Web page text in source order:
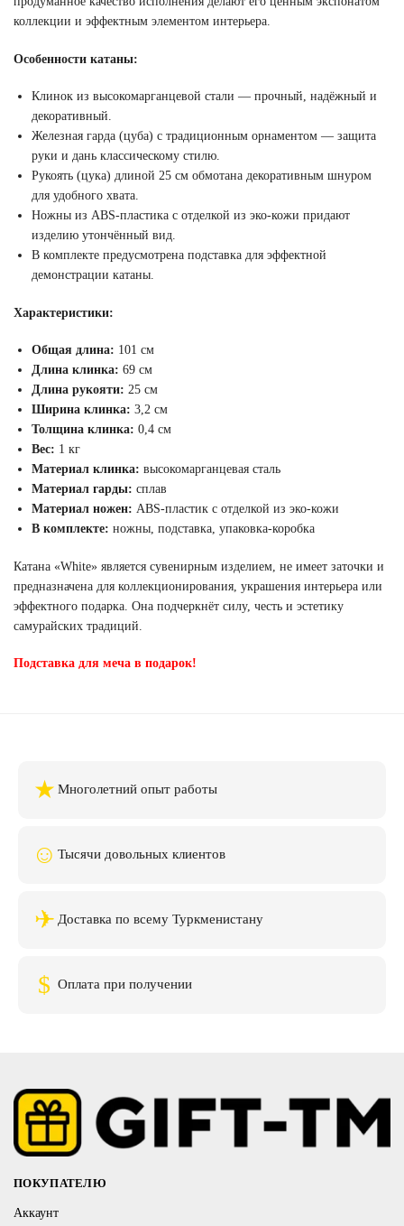
коллекции и эффектным элементом интерьера.
Особенности катаны:
Клинок из высокомарганцевой стали — прочный, надёжный и
декоративный.
Железная гарда (цуба) с традиционным орнаментом — защита
руки и дань классическому стилю.
Рукоять (цука) длиной 25 см обмотана декоративным шнуром
для удобного хвата.
Ножны из ABS-пластика с отделкой из эко-кожи придают
изделию утончённый вид.
В комплекте предусмотрена подставка для эффектной
демонстрации катаны.
Характеристики:
Общая длина: 101 см
Длина клинка: 69 см
Длина рукояти: 25 см
Ширина клинка: 3,2 см
Толщина клинка: 0,4 см
Вес: 1 кг
Материал клинка: высокомарганцевая сталь
Материал гарды: сплав
Материал ножен: ABS-пластик с отделкой из эко-кожи
В комплекте: ножны, подставка, упаковка-коробка
Катана «White» является сувенирным изделием, не имеет заточки и
предназначена для коллекционирования, украшения интерьера или
эффектного подарка. Она подчеркнёт силу, честь и эстетику
самурайских традиций.
Подставка для меча в подарок!
★ Многолетний опыт работы
☺ Тысячи довольных клиентов
✈ Доставка по всему Туркменистану
$ Оплата при получении
ПОКУПАТЕЛЮ
Аккаунт